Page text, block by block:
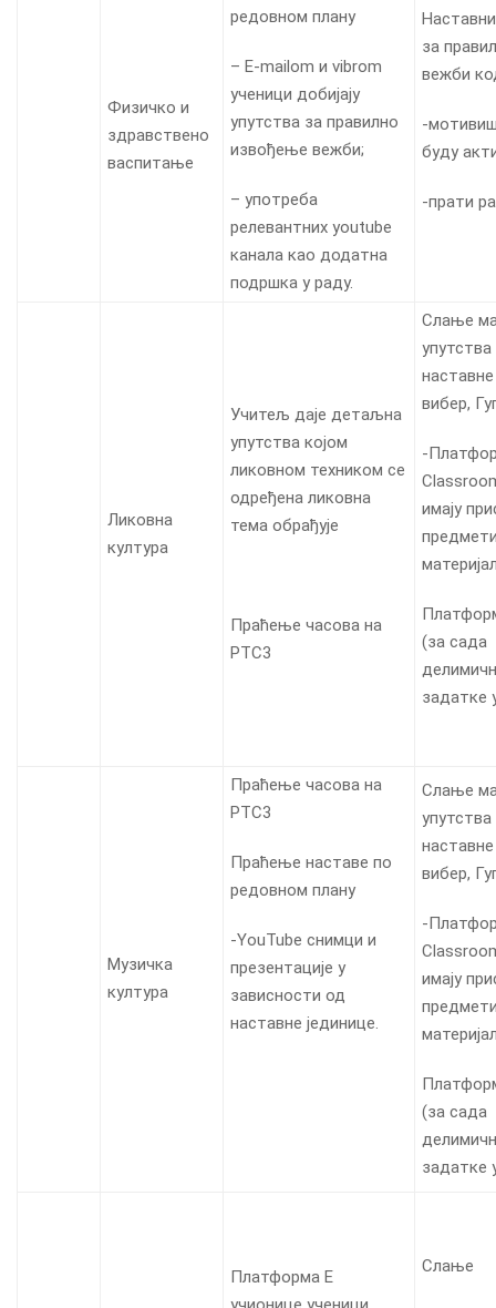
Физичко и
здравствено
васпитање
редовном плану
– Е-mailom и vibrom
ученици добијају
упутства за правилно
извођење вежби;
– употреба
релевантних youtube
канала као додатна
подршка у раду.
за
вежби
-
буду
-прати
Ликовна
култура
Учитељ даје детаљна
упутства којом
ликовном техником се
одређена ликовна
тема обрађује
Праћење часова на
РТС3
Слање
вибер,
-
имају
(за сада
задатке
Музичка
култура
Праћење часова на
РТС3
Праћење наставе по
редовном плану
-YouTube снимци и
презентације у
зависности од
наставне јединице.
Слање
вибер,
-
имају
(за сада
задатке
Платформа Е
Слање